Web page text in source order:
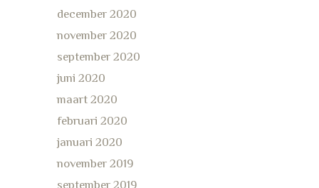
december 2020
november 2020
september 2020
juni 2020
maart 2020
februari 2020
januari 2020
november 2019
september 2019